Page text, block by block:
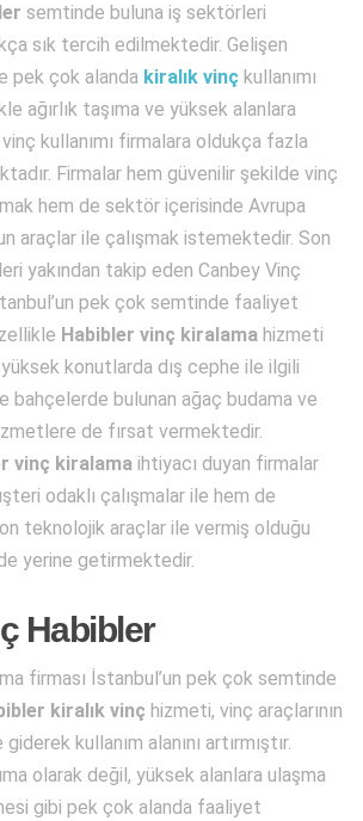
semtinde buluna iş sektörleri
sık tercih edilmektedir. Gelişen
pek çok alanda kiralık vinç kullanımı
ağırlık taşıma ve yüksek alanlara
kullanımı firmalara oldukça fazla
Firmalar hem güvenilir şekilde vinç
hem de sektör içerisinde Avrupa
araçlar ile çalışmak istemektedir. Son
yakından takip eden Canbey Vinç
pek çok semtinde faaliyet
Habibler vinç kiralama hizmeti
konutlarda dış cephe ile ilgili
bahçelerde bulunan ağaç budama ve
de fırsat vermektedir.
vinç kiralama ihtiyacı duyan firmalar
odaklı çalışmalar ile hem de
teknolojik araçlar ile vermiş olduğu
yerine getirmektedir.
Habibler
firması İstanbul’un pek çok semtinde
kiralık vinç hizmeti, vinç araçlarının
kullanım alanını artırmıştır.
olarak değil, yüksek alanlara ulaşma
gibi pek çok alanda faaliyet